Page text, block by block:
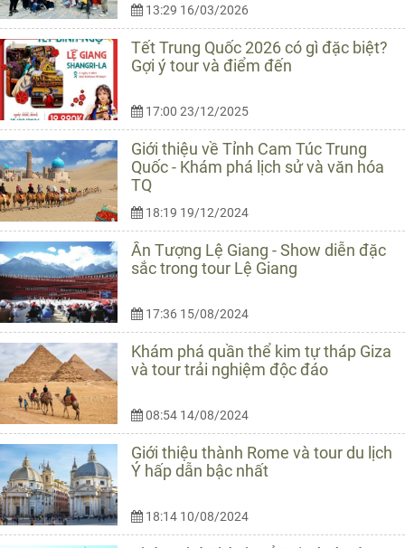
13:29 16/03/2026
Tết Trung Quốc 2026 có gì đặc biệt?
Gợi ý tour và điểm đến
17:00 23/12/2025
Giới thiệu về Tỉnh Cam Túc Trung
Quốc - Khám phá lịch sử và văn hóa
TQ
18:19 19/12/2024
Ấn Tượng Lệ Giang - Show diễn đặc
sắc trong tour Lệ Giang
17:36 15/08/2024
Khám phá quần thể kim tự tháp Giza
và tour trải nghiệm độc đáo
08:54 14/08/2024
Giới thiệu thành Rome và tour du lịch
Ý hấp dẫn bậc nhất
18:14 10/08/2024